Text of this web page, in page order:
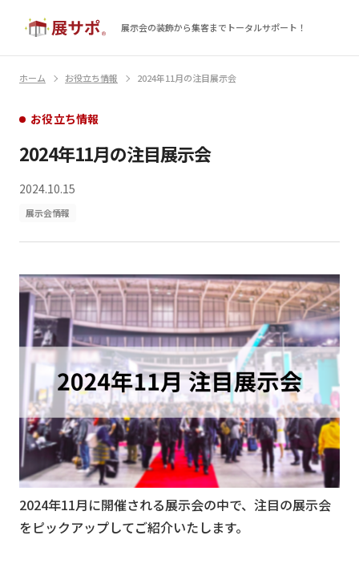
展示会の装飾から集客まで トータルサポート！
ホーム お役立ち情報 2024年11月の注目展示会
お役立ち情報
2024年11月の注目展示会
2024.10.15
展示会情報
2024年11月に開催される展示会の中で、注目の展示会
をピックアップしてご紹介いたします。